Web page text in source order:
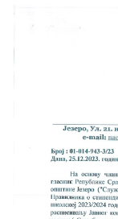
Izvještaj
Statut